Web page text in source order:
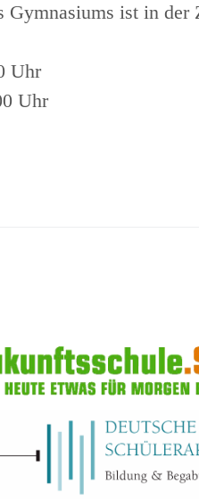
Gymnasiums ist in
Uhr
Uhr